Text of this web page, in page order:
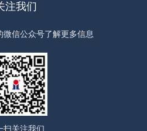
注我们
微信公众号了解更多信息
扫关注我们